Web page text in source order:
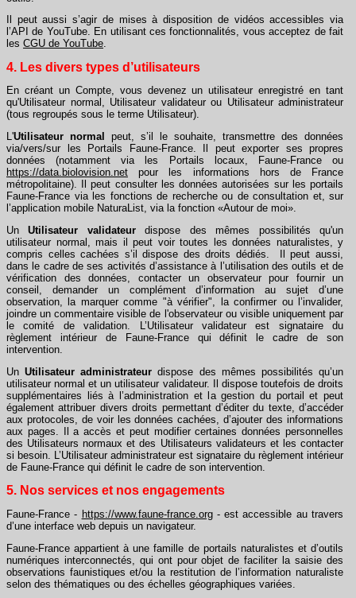
Il peut aussi s’agir de mises à disposition de vidéos accessibles via
l’API de YouTube. En utilisant ces fonctionnalités, vous acceptez de fait
les CGU de YouTube.
4. Les divers types d’utilisateurs
En créant un Compte, vous devenez un utilisateur enregistré en tant
qu'Utilisateur normal, Utilisateur validateur ou Utilisateur administrateur
(tous regroupés sous le terme Utilisateur).
L'Utilisateur normal peut, s’il le souhaite, transmettre des données
via/vers/sur les Portails Faune-France. Il peut exporter ses propres
données (notamment via les Portails locaux, Faune-France ou
https://data.biolovision.net pour les informations hors de France
métropolitaine). Il peut consulter les données autorisées sur les portails
Faune-France via les fonctions de recherche ou de consultation et, sur
l’application mobile NaturaList, via la fonction «Autour de moi».
UnUtilisateur validateurdispose des mêmes possibilités qu'un
utilisateur normal, mais il peut voir toutes les données naturalistes, y
compris celles cachées s’il dispose des droits dédiés. Il peut aussi,
dans le cadre de ses activités d’assistance à l’utilisation des outils et de
vérification des données, contacter un observateur pour fournir un
conseil, demander un complément d’information au sujet d’une
observation, la marquer comme "à vérifier", la confirmer ou l’invalider,
joindre un commentaire visible de l'observateur ou visible uniquement par
le comité de validation. L’Utilisateur validateur est signataire du
règlement intérieur de Faune-France qui définit le cadre de son
intervention.
UnUtilisateur administrateur dispose des mêmes possibilités qu’un
utilisateur normal et un utilisateur validateur. Il dispose toutefois de droits
supplémentaires liés à l’administration et la gestion du portail et peut
également attribuer divers droits permettant d’éditer du texte, d’accéder
aux protocoles, de voir les données cachées, d’ajouter des informations
aux pages. Il a accès et peut modifier certaines données personnelles
des Utilisateurs normaux et des Utilisateurs validateurs et les contacter
si besoin. L’Utilisateur administrateur est signataire du règlement intérieur
de Faune-France qui définit le cadre de son intervention.
5. Nos services et nos engagements
Faune-France - https://www.faune-france.org- est accessible au travers
d’une interface web depuis un navigateur.
Faune-France appartient à une famille de portails naturalistes et d’outils
numériques interconnectés, qui ont pour objet de faciliter la saisie des
observations faunistiques et/ou la restitution de l’information naturaliste
selon des thématiques ou des échelles géographiques variées.